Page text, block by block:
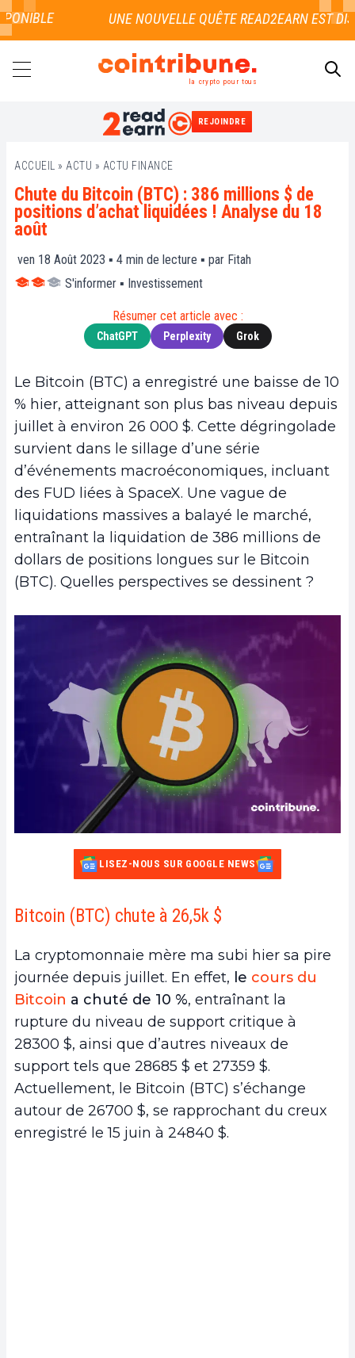
la crypto pour tous
REJOINDRE
ACCUEIL » ACTU » ACTU FINANCE
Chute du Bitcoin (BTC) : 386 millions $ de
positions d’achat liquidées ! Analyse du 18
août
ven 18 Août 2023 ▪ 4 min de lecture ▪ par Fitah
S'informer ▪ Investissement
Résumer cet article avec :
ChatGPT Perplexity Grok
Le Bitcoin (BTC) a enregistré une baisse de 10
% hier, atteignant son plus bas niveau depuis
juillet à environ 26 000 $. Cette dégringolade
survient dans le sillage d’une série
d’événements macroéconomiques, incluant
des FUD liées à SpaceX. Une vague de
liquidations massives a balayé le marché,
entraînant la liquidation de 386 millions de
dollars de positions longues sur le Bitcoin
(BTC). Quelles perspectives se dessinent ?
LISEZ-NOUS SUR GOOGLE NEWS
Bitcoin (BTC) chute à 26,5k $
La cryptomonnaie mère ma subi hier sa pire
journée depuis juillet. En effet, le cours du
Bitcoin a chuté de 10 %, entraînant la
rupture du niveau de support critique à
28300 $, ainsi que d’autres niveaux de
support tels que 28685 $ et 27359 $.
Actuellement, le Bitcoin (BTC) s’échange
autour de 26700 $, se rapprochant du creux
enregistré le 15 juin à 24840 $.